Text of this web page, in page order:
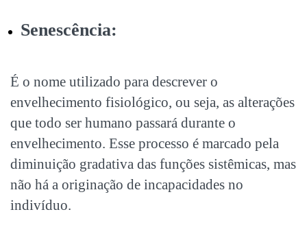
Senescência:
É o nome utilizado para descrever o
envelhecimento fisiológico, ou seja, as alterações
que todo ser humano passará durante o
envelhecimento. Esse processo é marcado pela
diminuição gradativa das funções sistêmicas, mas
não há a originação de incapacidades no
indivíduo.